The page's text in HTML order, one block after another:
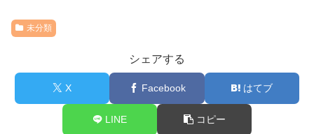
未分類
シェアする
X Facebook はてブ
LINE コピー